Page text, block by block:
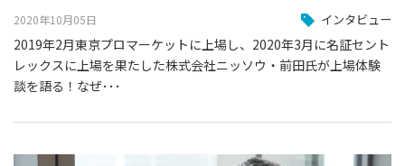
2020年10月05日 インタビュー
2019年2月東京プロマーケットに上場し、2020年3月に名証セント
レックスに上場を果たした株式会社ニッソウ・前田氏が上場体験
談を語る！なぜ･･･